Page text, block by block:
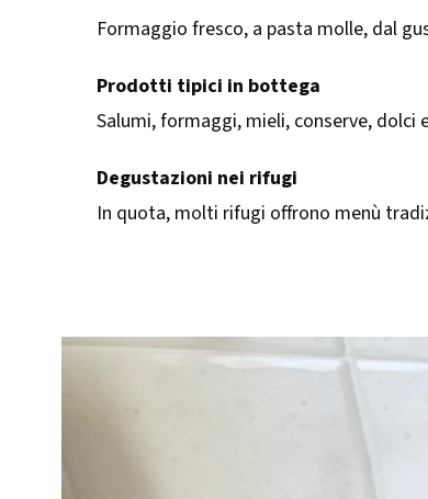
Formaggio fresco, a pasta molle, dal
Prodotti tipici in bottega
Salumi, formaggi, mieli, conserve, dolci
Degustazioni nei rifugi
In quota, molti rifugi offrono menù